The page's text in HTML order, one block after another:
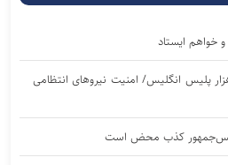
خواهم ایستاد
اطلاعات بیش از ۱۰۰ هزار پلیس انگلیس/ امنیت نیروهای انتظامی
کذب محض است